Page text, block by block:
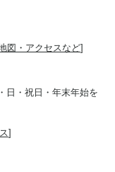
図・アクセスなど]
日・祝日・年末年始を
]